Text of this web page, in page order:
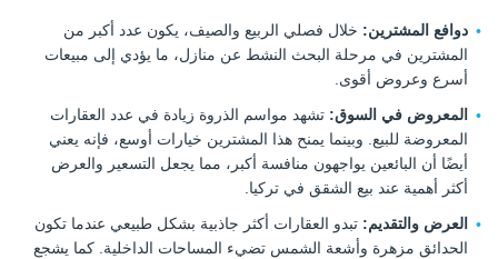
دوافع المشترين: خلال فصلي الربيع والصيف، يكون عدد أكبر من
المشترين في مرحلة البحث النشط عن منازل، ما يؤدي إلى مبيعات
أسرع وعروض أقوى.
المعروض في السوق: تشهد مواسم الذروة زيادة في عدد العقارات
المعروضة للبيع. وبينما يمنح هذا المشترين خيارات أوسع، فإنه يعني
أيضًا أن البائعين يواجهون منافسة أكبر، مما يجعل التسعير والعرض
أكثر أهمية عند بيع الشقق في تركيا.
العرض والتقديم: تبدو العقارات أكثر جاذبية بشكل طبيعي عندما تكون
الحدائق مزهرة وأشعة الشمس تضيء المساحات الداخلية. كما يشجع